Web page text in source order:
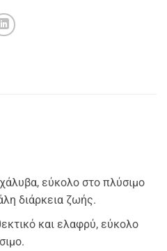
εύκολο στο πλύσιμο
διάρκεια ζωής.
και ελαφρύ, εύκολο